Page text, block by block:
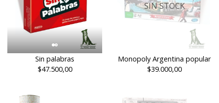
Sin palabras
$47.500,00
SIN STOCK
Monopoly Argentina popular
$39.000,00